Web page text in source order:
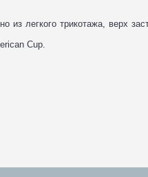
легкого трикотажа, верх
Cup.